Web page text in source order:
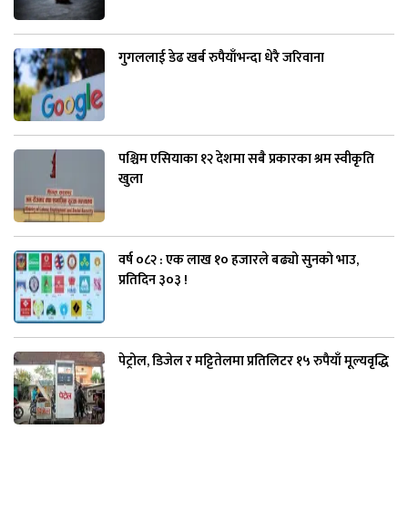
गुगललाई डेढ खर्ब रुपैयाँभन्दा धेरै जरिवाना
पश्चिम एसियाका १२ देशमा सबै प्रकारका श्रम स्वीकृति
खुला
वर्ष ०८२ : एक लाख १० हजारले बढ्यो सुनको भाउ,
प्रतिदिन ३०३ !
पेट्रोल, डिजेल र मट्टितेलमा प्रतिलिटर १५ रुपैयाँ मूल्यवृद्धि